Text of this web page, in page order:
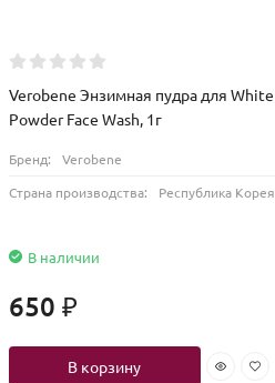
Verobene Энзимная пудра для White
Powder Face Wash, 1г
Бренд:
Verobene
Страна производства:
Республика Корея
В наличии
650 ₽
В корзину